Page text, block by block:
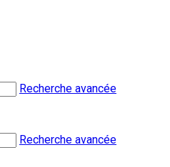
Recherche avancée
Recherche avancée